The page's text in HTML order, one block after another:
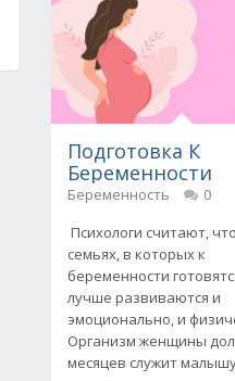
Подготовка К
Беременности
Беременность
0
Психологи считают,
семьях, в которых к
беременности
лучше развиваются и
эмоционально, и
Организм женщины
месяцев служит